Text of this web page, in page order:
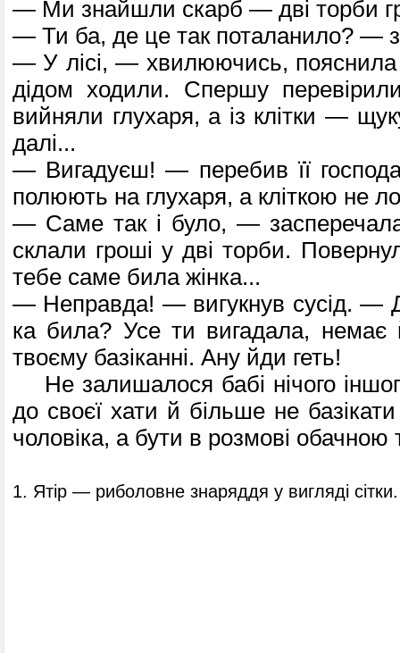
— Ми знайшли скарб — дві торби
— Ти ба, де це так поталани­ло? —
— У лісі, — хвилюючись,
дідом ходили. Спершу
вийняли глухаря, а із клітки —
далі...
— Вигадуєш! — перебив її
полюють на глухаря, а кліткою не
— Саме так і було, —
склали гроші у дві торби.
тебе саме била жінка...
— Неправда! — вигукнув сусід. —
ка била? Усе ти вигадала, немає
твоєму базіканні. Ану йди геть!
Не залишалося бабі нічого
до своєї хати й більше не
чолові­ка, а бути в розмові
1. Ятір — риболовне знаряддя у вигляді сітки.